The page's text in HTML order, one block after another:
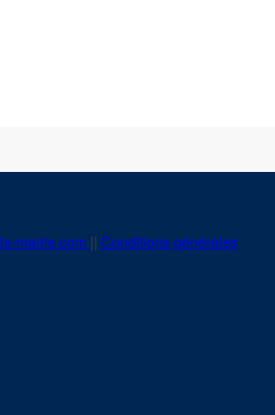
la-mairie.com || Conditions générales